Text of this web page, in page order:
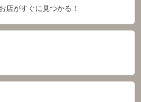
店がすぐに見つかる！